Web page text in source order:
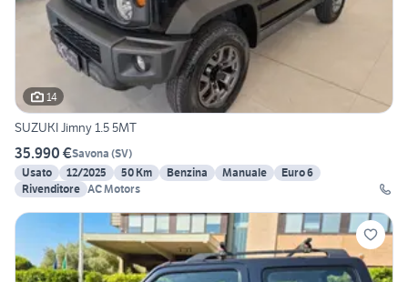
14
SUZUKI Jimny 1.5 5MT
35.990 €Savona (SV)
Usato
12/2025 50 Km Benzina Manuale
Euro 6
Rivenditore AC Motors